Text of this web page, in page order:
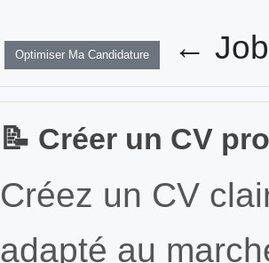
Optimiser Ma Candidature ←
📝 Créer un CV
Créez un CV
adapté au